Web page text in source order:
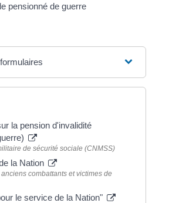
pensionné de guerre
la pension d'invalidité
de sécurité sociale (CNMSS)
la Nation
combattants et victimes de
le service de la Nation"